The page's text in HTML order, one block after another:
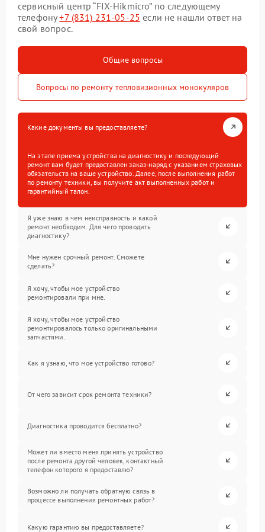
сервисный центр “FIX-Hikmicro” по следующему
телефону+7 (831) 231-05-25 если не нашли ответ на
свой вопрос.
Общие вопросы
Вопросы по ремонту тепловизионных монокуляров
Какие документы вы предоставляете?
На этапе приема устройства на диагностику и последующий
ремонт вам будет предоставлен заказ-наряд с указанием страховых
обязательств на ваше устройство. Далее, после выполнения работ
по ремонту техники, вы получите акт выполненных работ и
гарантийный талон.
Я уже знаю в чем неисправность и какой
ремонт необходим. Для чего проводить
диагностику?
Мне нужен срочный ремонт. Сможете
сделать?
Я хочу, чтобы мое устройство
ремонтировали при мне.
Я хочу, чтобы мое устройство
ремонтировалось только оригинальными
запчастями.
Как я узнаю, что мое устройство готово?
От чего зависит срок ремонта техники?
Диагностика проводится бесплатно?
Может ли вместо меня принять устройство
после ремонта другой человек, контактный
телефон которого я предоставлю?
Возможно ли получать обратную связь в
процессе выполнения ремонтных работ?
Какую гарантию вы предоставляете?